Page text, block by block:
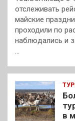
отслеживать
майские
проходили по
наблюдались и
…
в